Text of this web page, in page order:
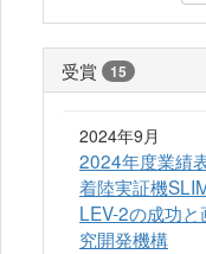
受賞 15
2024年9月
2024年度業績
着陸実証機
LEV-2の成功
究開発機構